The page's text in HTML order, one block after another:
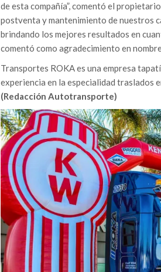
de esta compañía”, comentó el
postventa y mantenimiento de nuestros
brindando los mejores resultados en
comentó como agradecimiento en
Transportes ROKA es una empresa
experiencia en la especialidad traslados
(Redacción Autotransporte)